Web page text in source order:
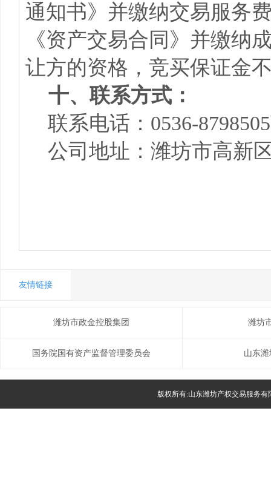
通知书》并缴纳交易服务
《资产交易合同》并缴纳
让方的资格，竞买保证金
十、联系方式：
联系电话：0536-
公司地址：潍坊市高新
友情链接
潍坊市政金控股集团 潍坊
国务院国有资产监督管理委员会 山东
版权所有:山东潍坊产权交易服务有